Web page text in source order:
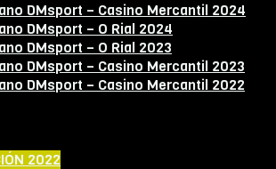
DMsport – Casino Mercantil 2024
DMsport – O Rial 2024
DMsport – O Rial 2023
DMsport – Casino Mercantil 2023
DMsport – Casino Mercantil 2022
2022